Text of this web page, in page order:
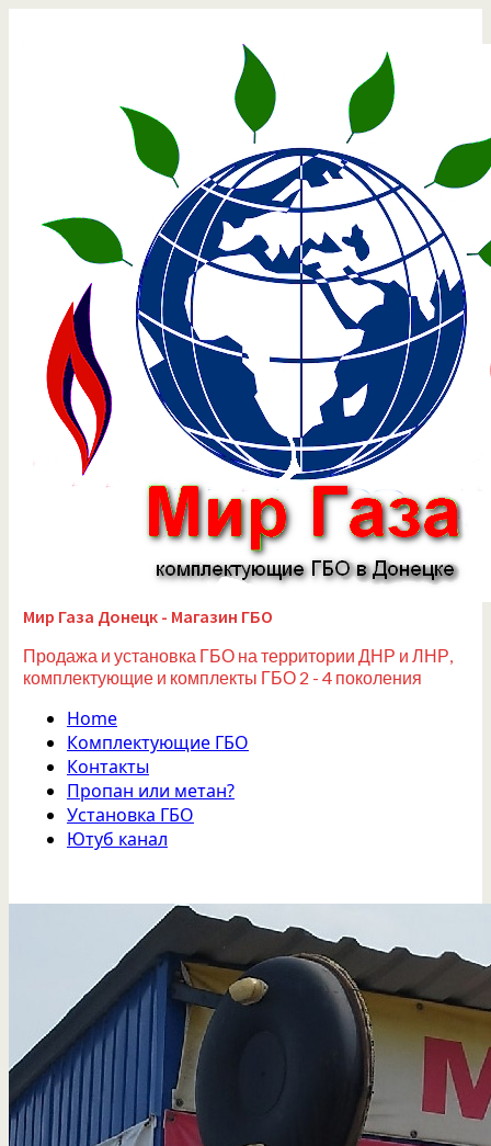
Мир Газа Донецк - Магазин ГБО
Продажа и установка ГБО на территории ДНР и ЛНР,
комплектующие и комплекты ГБО 2 - 4 поколения
Home
Комплектующие ГБО
Контакты
Пропан или метан?
Установка ГБО
Ютуб канал